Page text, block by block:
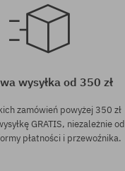
wysyłka od 350 zł
zamówień powyżej 350 zł
GRATIS, niezależnie od
płatności i przewoźnika.